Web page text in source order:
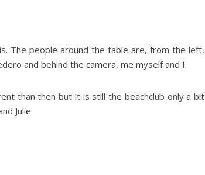
The people around the table are, from the left,
and behind the camera, me myself and I.
than then but it is still the beachclub only a bit
Julie